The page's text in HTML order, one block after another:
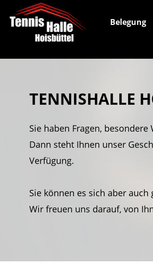
Belegung
TENNISHALLE
Sie haben Fragen,
Dann steht Ihnen unser
Verfügung.
Sie können es sich aber
Wir freuen uns darauf, von